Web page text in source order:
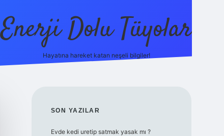
Enerji Dolu Tüyolar
Hayatına hareket katan neşeli bilgiler!
SIDEBAR
SON YAZILAR
Evde kedi uretip satmak yasak mı ?